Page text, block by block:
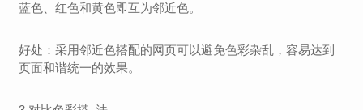
蓝色、红色和黄色即互为邻近色。
好处：采用邻近色搭配的网页可以避免色彩杂乱，容易达到
页面和谐统一的效果。